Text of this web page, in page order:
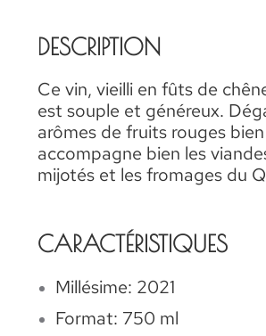
DESCRIPTION
Ce vin, vieilli en fûts de
est souple et généreux.
arômes de fruits rouges
accompagne bien les
mijotés et les fromages du
CARACTÉRISTIQUES
Millésime: 2021
Format: 750 ml